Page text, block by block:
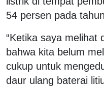
54 persen pada
“Ketika saya melihat
bahwa kita belum
cukup untuk
daur ulang baterai